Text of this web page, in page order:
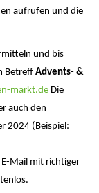
aufrufen und die
und bis
Betreff Advents- &
markt.de Die
auch den
2024 (Beispiel:
Mail mit richtiger